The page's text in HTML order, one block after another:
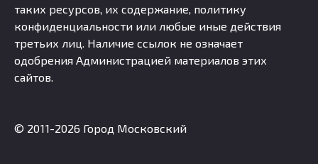
таких ресурсов, их содержание, политику
конфиденциальности или любые иные действия
третьих лиц. Наличие ссылок не означает
одобрения Администрацией материалов этих
сайтов.
© 2011-2026 Город Московский